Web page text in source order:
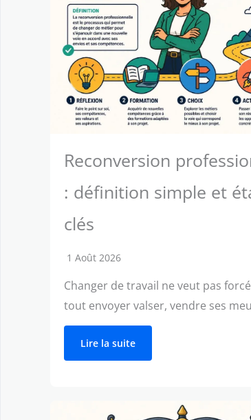
Reconversion
: définition simple et
clés
1 Août 2026
Changer de travail ne veut pas
tout envoyer valser, vendre ses
Lire la suite